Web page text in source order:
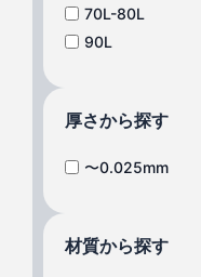
70L-80L
90L
厚さから探す
〜0.025mm
材質から探す